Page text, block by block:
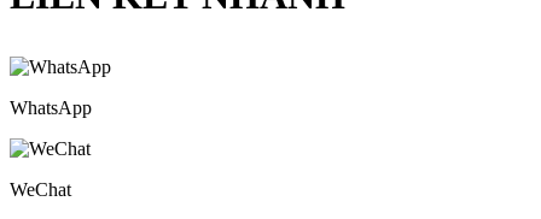
WhatsApp
WeChat